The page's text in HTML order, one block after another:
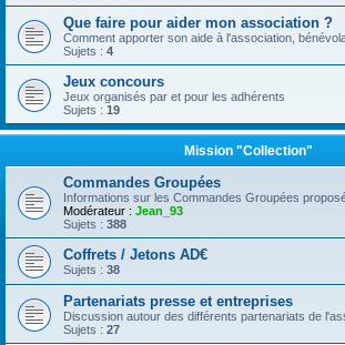
Que faire pour aider mon association ?
Comment apporter son aide à l'association,
Sujets : 4
Jeux concours
Jeux organisés par et pour les adhérents
Sujets : 19
Mission "Collection"
Commandes Groupées
Informations sur les Commandes Groupées
Modérateur : Jean_93
Sujets : 388
Coffrets / Jetons AD€
Sujets : 38
Partenariats presse et entreprises
Discussion autour des différents partenariats de
Sujets : 27